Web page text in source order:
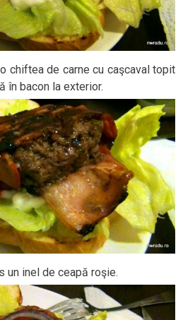
chiftea de carne cu caşcaval topit
în bacon la exterior.
un inel de ceapă roşie.